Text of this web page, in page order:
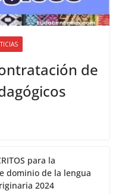
de
para la
dominio de la lengua
2024